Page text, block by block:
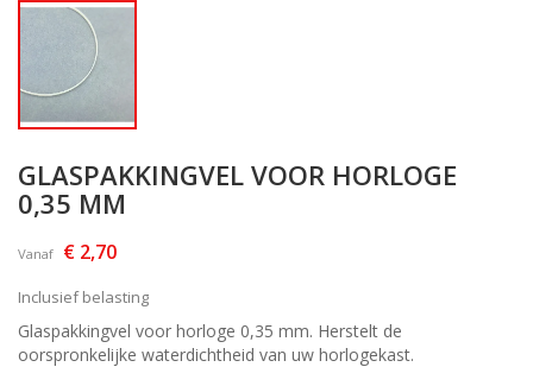
GLASPAKKINGVEL VOOR HORLOGE
0,35 MM
Vanaf € 2,70
Inclusief belasting
Glaspakkingvel voor horloge 0,35 mm. Herstelt de
oorspronkelijke waterdichtheid van uw horlogekast.